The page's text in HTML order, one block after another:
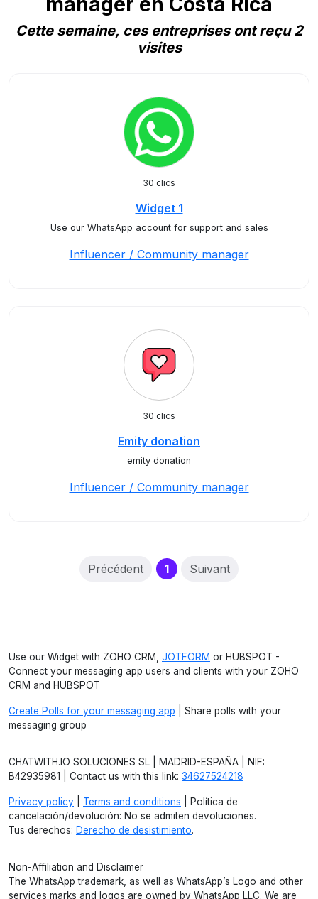
Cette semaine, ces entreprises ont reçu 2
visites
30 clics
Widget 1
Use our WhatsApp account for support and sales
Influencer / Community manager
30 clics
Emity donation
emity donation
Influencer / Community manager
Précédent 1(current)
Suivant
Use our Widget with ZOHO CRM, JOTFORM or HUBSPOT -
Connect your messaging app users and clients with your ZOHO
CRM and HUBSPOT
Create Polls for your messaging app | Share polls with your
messaging group
CHATWITH.IO SOLUCIONES SL | MADRID-ESPAÑA | NIF:
B42935981 | Contact us with this link: 34627524218
Privacy policy Terms and conditions | Política de
cancelación/devolución: No se admiten devoluciones.
Tus derechos: Derecho de desistimiento.
Non-Affiliation and Disclaimer
The WhatsApp trademark, as well as WhatsApp’s Logo and other
services marks and logos are owned by WhatsApp LLC. We are